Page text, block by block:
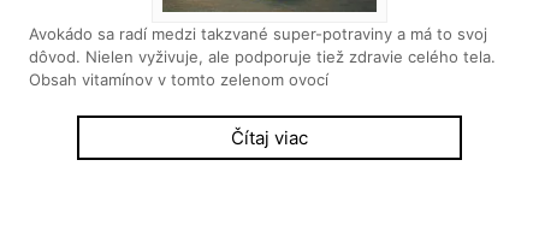
Avokádo sa radí medzi takzvané super-potraviny a má to svoj
dôvod. Nielen vyživuje, ale podporuje tiež zdravie celého tela.
Obsah vitamínov v tomto zelenom ovocí
Čítaj viac